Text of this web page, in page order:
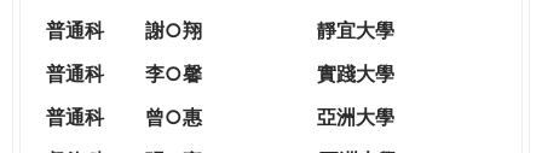
普通科
謝○翔
靜宜大學
普通科
李○馨
實踐大學
普通科
曾○惠
亞洲大學